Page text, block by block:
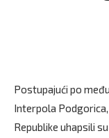
Postupajući po
Interpola
Republike uhapsili